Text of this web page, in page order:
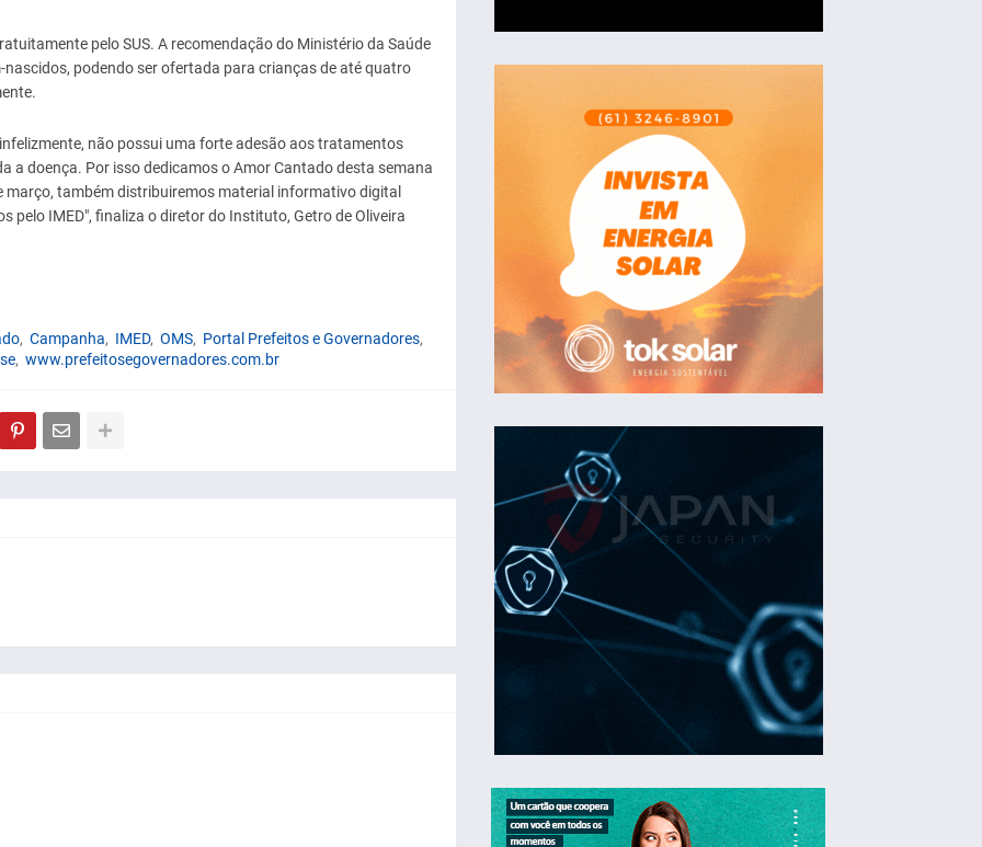
pelo SUS. A recomendação do Ministério da Saúde
podendo ser ofertada para crianças de até quatro
não possui uma forte adesão aos tratamentos
a doença. Por isso dedicamos o Amor Cantado desta semana
também distribuiremos material informativo digital
pelo IMED", finaliza o diretor do Instituto, Getro de Oliveira
Campanha IMED OMS
Portal Prefeitos e Governadores
www.prefeitosegovernadores.com.br